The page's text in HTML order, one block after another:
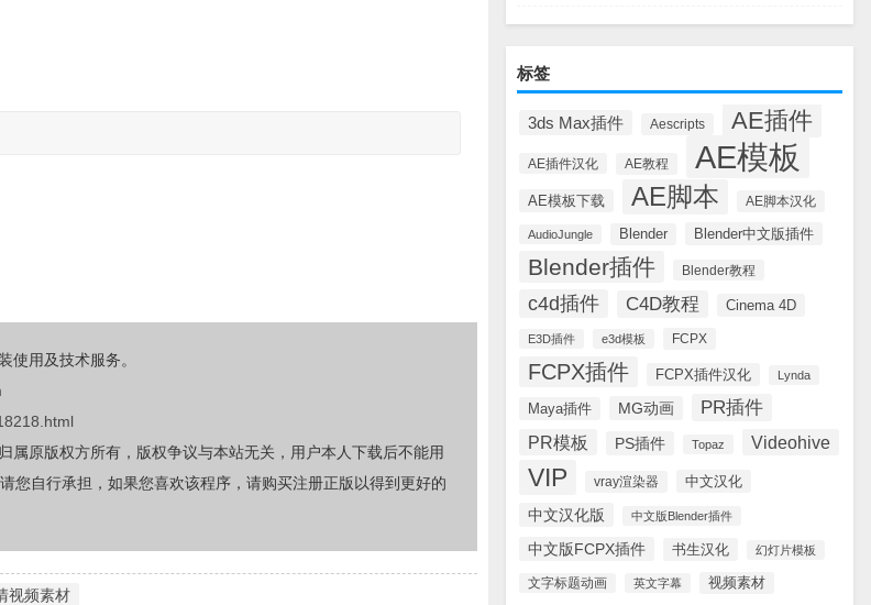
标签
3ds Max插件 Aescripts AE插件
AE插件汉化 AE教程 AE模板
AE模板下载 AE脚本 AE脚本汉化
AudioJungle Blender Blender中文版插件
Blender插件 Blender教程
c4d插件 C4D教程 Cinema 4D
E3D插件 e3d模板 FCPX
FCPX插件 FCPX插件汉化 Lynda
Maya插件 MG动画 PR插件
PR模板 PS插件 Topaz Videohive
VIP vray渲染器 中文汉化
中文汉化版 中文版Blender插件
中文版FCPX插件 书生汉化 幻灯片模板
文字标题动画 英文字幕 视频素材
使用及技术服务。
原版权方所有，版权争议与本站无关，用户本人下载后不能用
您自行承担，如果您喜欢该程序，请购买注册正版以得到更好的
视频素材